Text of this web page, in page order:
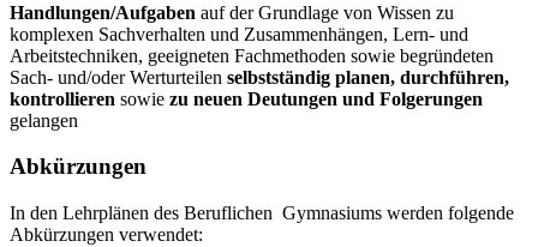
Handlungen/Aufgaben auf der Grundlage von Wissen zu
komplexen Sachverhalten und Zusammenhängen, Lern- und
Arbeitstechniken, geeigneten Fachmethoden sowie begründeten
Sach- und/oder Werturteilen selbstständig planen, durchführen,
kontrollieren sowie zu neuen Deutungen und Folgerungen
gelangen
Abkürzungen
In den Lehrplänen des Beruflichen Gymnasiums werden folgende
Abkürzungen verwendet: